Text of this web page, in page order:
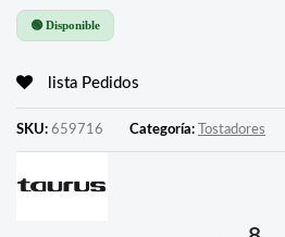
🟢 Disponible
lista Pedidos
SKU: 659716 Categoría: Tostadores